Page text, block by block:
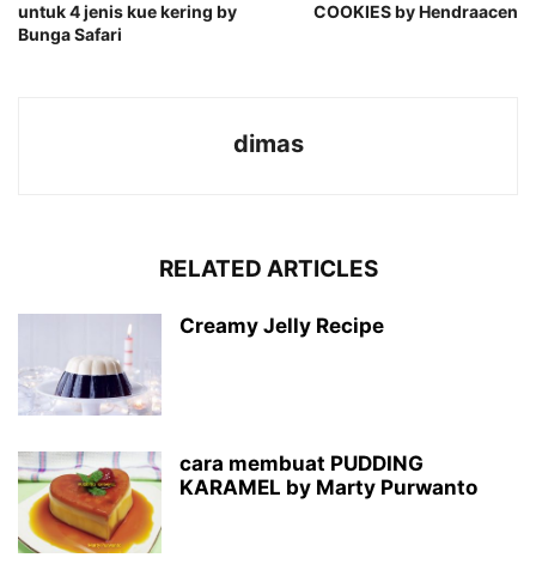
untuk 4 jenis kue kering by
Bunga Safari
COOKIES by Hendraacen
dimas
RELATED ARTICLES
Creamy Jelly Recipe
cara membuat PUDDING
KARAMEL by Marty Purwanto